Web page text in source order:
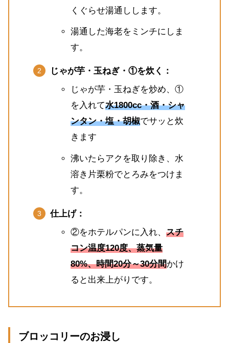
くぐらせ湯通しします。
湯通した海老をミンチにしま
す。
じゃが芋・玉ねぎ・①を炊く：
じゃが芋・玉ねぎを炒め、①
を入れて水1800cc・酒・シャ
ンタン・塩・胡椒でサッと炊
きます
沸いたらアクを取り除き、水
溶き片栗粉でとろみをつけま
す。
仕上げ：
②をホテルパンに入れ、 スチ
コン温度120度、蒸気量
80%、時間20分～30分間かけ
ると出来上がりです。
ブロッコリーのお浸し